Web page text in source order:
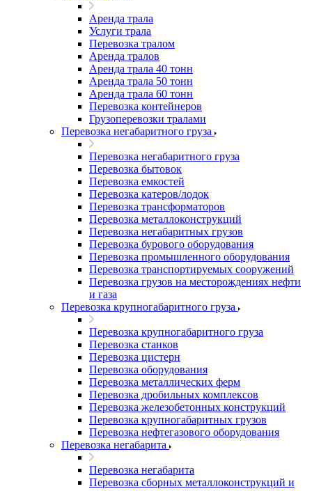
Аренда трала
Услуги трала
Перевозка тралом
Аренда тралов
Аренда трала 40 тонн
Аренда трала 50 тонн
Аренда трала 60 тонн
Перевозка контейнеров
Грузоперевозки тралами
Перевозка негабаритного груза
Перевозка негабаритного груза
Перевозка бытовок
Перевозка емкостей
Перевозка катеров/лодок
Перевозка трансформаторов
Перевозка металлоконструкций
Перевозка негабаритных грузов
Перевозка бурового оборудования
Перевозка промышленного оборудования
Перевозка транспортируемых сооружений
Перевозка грузов на месторождениях нефти
и газа
Перевозка крупногабаритного груза
Перевозка крупногабаритного груза
Перевозка станков
Перевозка цистерн
Перевозка оборудования
Перевозка металлических ферм
Перевозка дробильных комплексов
Перевозка железобетонных конструкций
Перевозка крупногабаритных грузов
Перевозка нефтегазового оборудования
Перевозка негабарита
Перевозка негабарита
Перевозка сборных металлоконструкций и